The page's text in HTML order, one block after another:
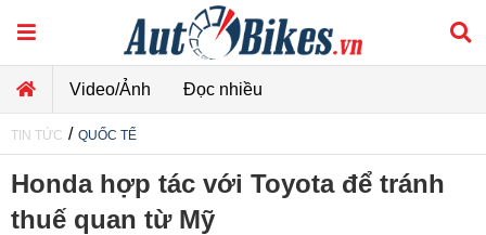
Video/Ảnh Đọc nhiều
TIN TỨC / QUỐC TẾ
Honda hợp tác với Toyota để tránh
thuế quan từ Mỹ